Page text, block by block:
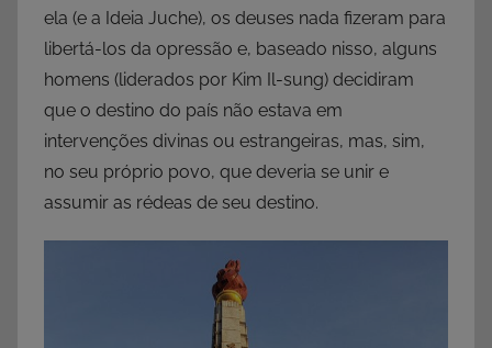
ela (e a Ideia Juche), os deuses nada fizeram para
libertá-los da opressão e, baseado nisso, alguns
homens (liderados por Kim Il-sung) decidiram
que o destino do país não estava em
intervenções divinas ou estrangeiras, mas, sim,
no seu próprio povo, que deveria se unir e
assumir as rédeas de seu destino.